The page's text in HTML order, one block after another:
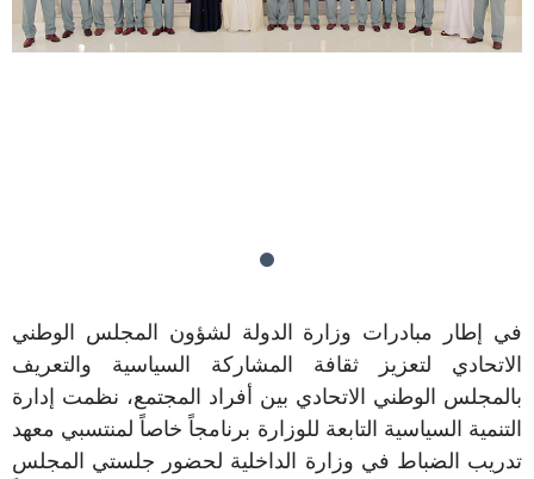
في إطار مبادرات وزارة الدولة لشؤون المجلس الوطني
الاتحادي لتعزيز ثقافة المشاركة السياسية والتعريف
بالمجلس الوطني الاتحادي بين أفراد المجتمع، نظمت إدارة
التنمية السياسية التابعة للوزارة برنامجاً خاصاً لمنتسبي معهد
تدريب الضباط في وزارة الداخلية لحضور جلستي المجلس